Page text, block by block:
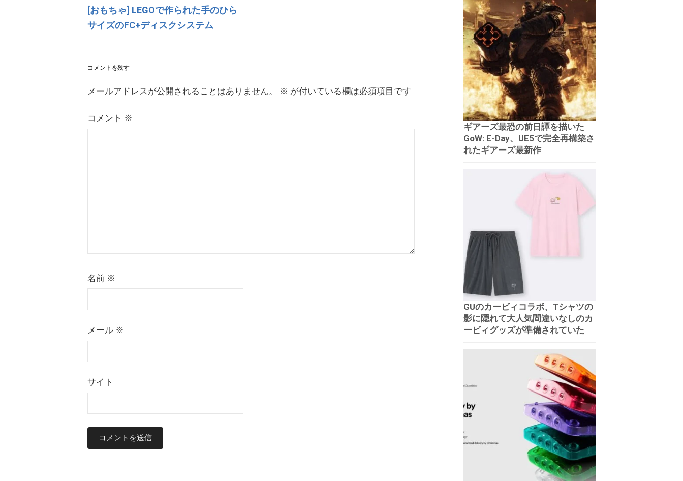
稿
ナ
ビ
シ
ン
[おもちゃ] LEGOで作られた手のひら
サイズのFC+ディスクシステム
コメントを残す
メールアドレスが公開されることはありません。 ※ が付いている欄は必須項目です
コメント ※
名前 ※
メール ※
サイト
ギアーズ最恐の前日譚を描いた
GoW: E-Day、UE5で完全再構築さ
れたギアーズ最新作
GUのカービィコラボ、Tシャツの
影に隠れて大人気間違いなしのカ
ービィグッズが準備されていた